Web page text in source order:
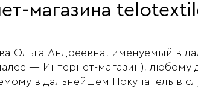
магазина
Ольга Андреевна, именуемый в
— Интернет-магазин), любому
в дальнейшем Покупатель в